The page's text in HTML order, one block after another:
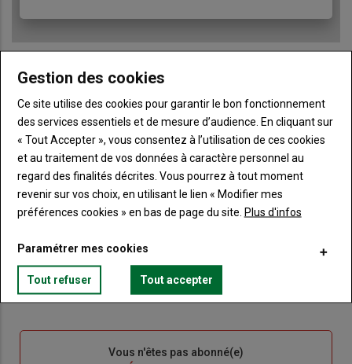
Sous-
Vous êtes abonné(e)
TITRE IDENTIFIEZ-VOUS
Body
Connectez-vous à votre compte pour profiter
de votre abonnement
Lien
un
nouveau
compte"
Créer un nouveau compte
"Réinitialiser
votre
mot
de
Lien
"Je
me
Je me connecte
Vous n'êtes pas abonné(e)
Gestion des cookies
Ce site utilise des cookies pour garantir le bon fonctionnement
des services essentiels et de mesure d’audience. En cliquant sur
« Tout Accepter », vous consentez à l’utilisation de ces cookies
et au traitement de vos données à caractère personnel au
regard des finalités décrites. Vous pourrez à tout moment
revenir sur vos choix, en utilisant le lien « Modifier mes
préférences cookies » en bas de page du site. Plus d'infos
Paramétrer mes cookies
Tout refuser Tout accepter